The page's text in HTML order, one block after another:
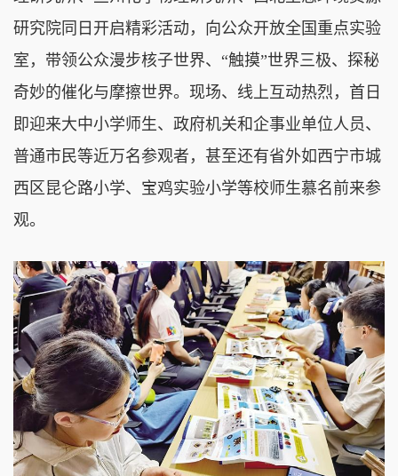
研究院同日开启精彩活动，向公众开放全国重点实验
室，带领公众漫步核子世界、“触摸”世界三极、探秘
奇妙的催化与摩擦世界。现场、线上互动热烈，首日
即迎来大中小学师生、政府机关和企事业单位人员、
普通市民等近万名参观者，甚至还有省外如西宁市城
西区昆仑路小学、宝鸡实验小学等校师生慕名前来参
观。